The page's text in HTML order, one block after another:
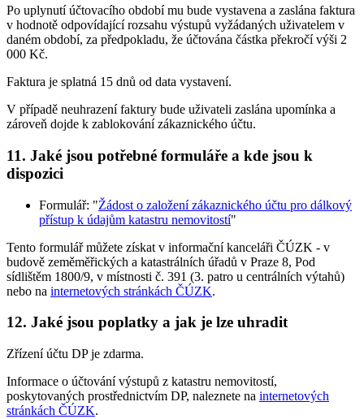
Po uplynutí účtovacího období mu bude vystavena a zaslána faktura
v hodnotě odpovídající rozsahu výstupů vyžádaných uživatelem v
daném období, za předpokladu, že účtována částka překročí výši 2
000 Kč.
Faktura je splatná 15 dnů od data vystavení.
V případě neuhrazení faktury bude uživateli zaslána upomínka a
zároveň dojde k zablokování zákaznického účtu.
11. Jaké jsou potřebné formuláře a kde jsou k
dispozici
Formulář: "Žádost o založení zákaznického účtu pro dálkový
přístup k údajům katastru nemovitostí"
Tento formulář můžete získat v informační kanceláři ČÚZK - v
budově zeměměřických a katastrálních úřadů v Praze 8, Pod
sídlištěm 1800/9, v místnosti č. 391 (3. patro u centrálních výtahů)
nebo na internetových stránkách ČÚZK.
12. Jaké jsou poplatky a jak je lze uhradit
Zřízení účtu DP je zdarma.
Informace o účtování výstupů z katastru nemovitostí,
poskytovaných prostřednictvím DP, naleznete na internetových
stránkách ČÚZK.